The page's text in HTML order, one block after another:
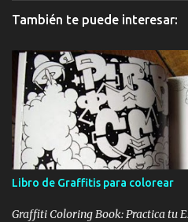
También te puede interesar:
Libro de Graffitis para colorear
Graffiti Coloring Book: Practica tu